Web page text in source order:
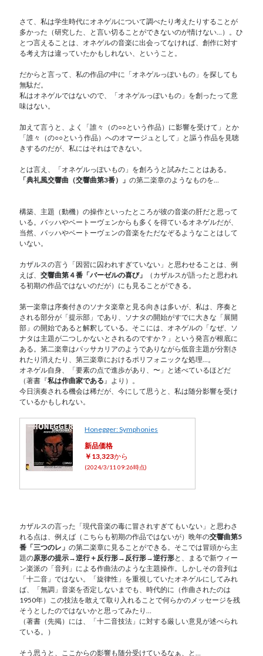
さて、私は学生時代にオネゲルについて調べたり考えたりすることが
多かった（研究した、と言い切ることができないのが情けない…）。ひ
とつ言えることは、オネゲルの音楽に出会ってなければ、創作に対す
る考え方は違っていたかもしれない、ということ。
だからと言って、私の作品の中に「オネゲルっぽいもの」を探しても
無駄だ。
私はオネゲルではないので、「オネゲルっぽいもの」を創ったって意
味はない。
加えて言うと、よく「誰々（の○○という作品）に影響を受けて」とか
「誰々（の○○という作品）へのオマージュとして」と謳う作品を見聴
きするのだが、私にはそれはできない。
とは言え、「オネゲルっぽいもの」を創ろうと試みたことはある。
「典礼風交響曲（交響曲第3番）」の第二楽章のようなものを…
構築、主題（動機）の操作といったところが彼の音楽の肝だと思って
いる。バッハやベートーヴェンからも多くを得ているオネゲルだが、
当然、バッハやベートーヴェンの音楽をただなぞるようなことはして
いない。
カザルスの言う「因習に囚われすぎていない」と思わせることは、例
えば、交響曲第４番「バーゼルの喜び」
（カザルスが語ったと思われ
る初期の作品ではないのだが）にも見ることができる。
第一楽章は序奏付きのソナタ楽章と見る向きは多いが、私は、序奏と
される部分が「提示部」であり、ソナタの開始がすでに大きな「展開
部」の開始であると解釈している。そこには、オネゲルの「なぜ、ソ
ナタは主題が二つしかないとされるのですか？」という発言が根底に
ある。第二楽章はパッサカリアのようでありながら低音主題が分割さ
れたり消えたり、第三楽章におけるポリフォニックな処理…。
オネゲル自身、「要素の点で進歩があり、〜」と述べているほどだ
（著書『私は作曲家である』より）。
今日演奏される機会は稀だが、今にして思うと、私は随分影響を受け
ているかもしれない。
Honegger: Symphonies
新品価格
￥13,323から
(2024/3/11 09:26時点)
カザルスの言った「現代音楽の毒に冒されすぎてもいない」と思わさ
れる点は、例えば（こちらも初期の作品ではないが）晩年の交響曲第5
番「三つのレ」の第二楽章に見ることができる。そこでは冒頭から主
題の原形の提示→逆行＋反行形→反行形→逆行形と、まるで新ウィー
ン楽派の「音列」による作曲法のような主題操作。しかしその音列は
「十二音」ではない。「旋律性」を重視していたオネゲルにしてみれ
ば、「無調」音楽を否定しないまでも、時代的に（作曲されたのは
1950年）この技法を敢えて取り入れることで何らかのメッセージを残
そうとしたのではないかと思ってみたり…
（著書（先掲）には、「十二音技法」に対する厳しい意見が述べられ
ている。）
そう思うと、ここからの影響も随分受けているなぁ、と…